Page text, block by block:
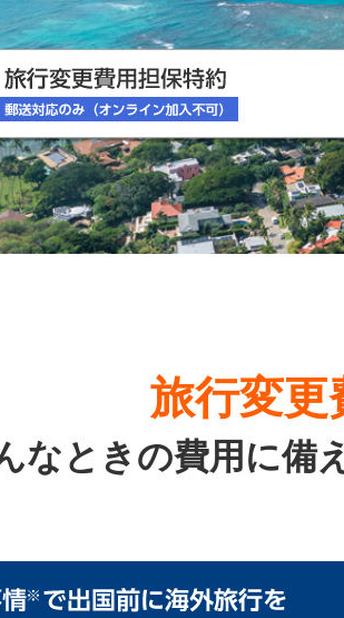
旅行変更
なときの費用に備